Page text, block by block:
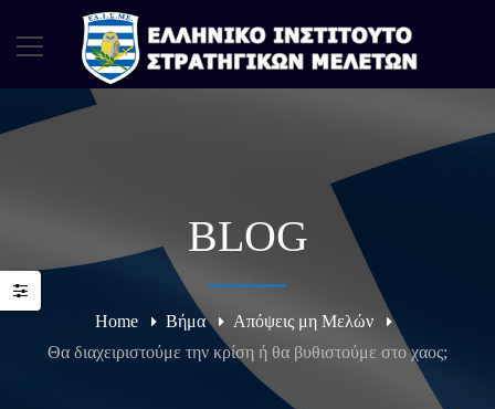
BLOG
Home Βήμα
Απόψεις μη Μελών
Θα διαχειριστούμε την κρίση ή θα βυθιστούμε στο χαος;